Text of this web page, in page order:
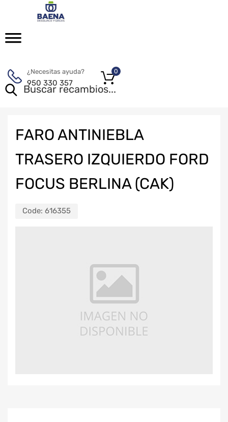
¿Necesitas ayuda?
950 330 357
0
FARO ANTINIEBLA
TRASERO IZQUIERDO FORD
FOCUS BERLINA (CAK)
Code: 616355